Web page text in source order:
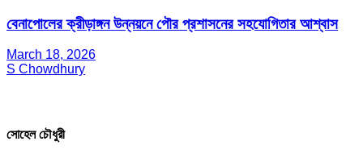
বেনাপোলের ক্রীড়াঙ্গন উন্নয়নে পৌর প্রশাসনের সহযোগিতার আশ্বাস
March 18, 2026
S Chowdhury
সোহেল চৌধুরী